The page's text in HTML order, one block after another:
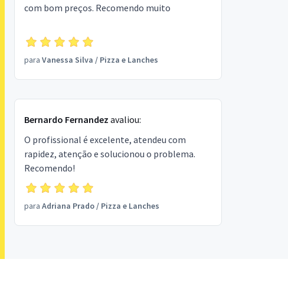
com bom preços. Recomendo muito
para Vanessa Silva / Pizza e Lanches
Bernardo Fernandez avaliou:
O profissional é excelente, atendeu com
rapidez, atenção e solucionou o problema.
Recomendo!
para Adriana Prado/ Pizza e Lanches